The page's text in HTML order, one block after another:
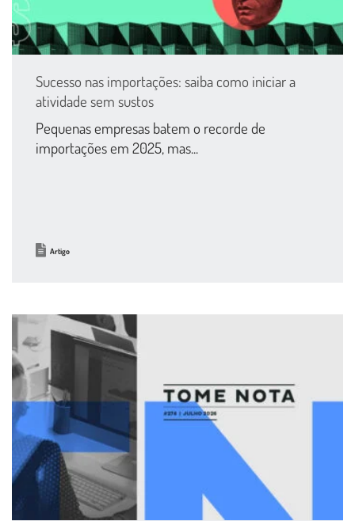
Sucesso nas importações: saiba como iniciar a
atividade sem sustos
Pequenas empresas batem o recorde de
importações em 2025, mas...
Artigo